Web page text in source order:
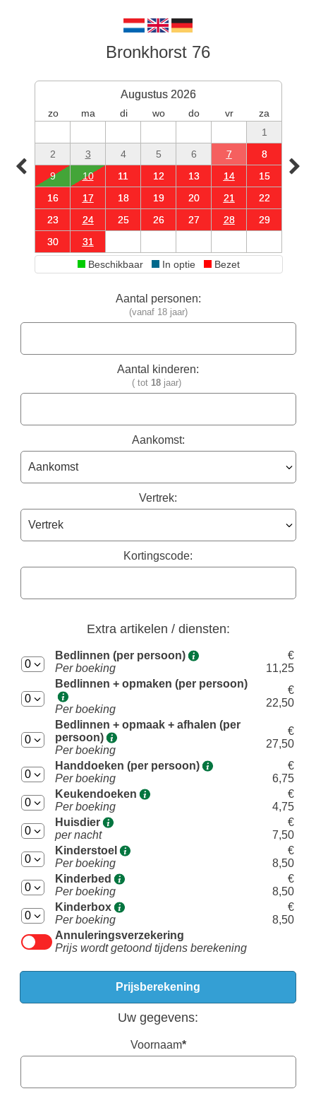
Bronkhorst 76
Augustus 2026
zo ma di wo do vr
za
1
2
3 4 5 6 7
8
9
10 11 12 13 14
15
16
17 18 19 20 21
22
23
24 25 26 27 28
29
30
31
Beschikbaar
In optie Bezet
Aantal personen:
(vanaf 18 jaar)
Aantal kinderen:
( tot 18 jaar)
Aankomst:
Vertrek:
Kortingscode:
Extra artikelen / diensten:
Bedlinnen (per persoon)
Per boeking
€
11,25
Bedlinnen + opmaken (per persoon)
Per boeking
€
22,50
Bedlinnen + opmaak + afhalen (per
persoon)
Per boeking
€
27,50
Handdoeken (per persoon)
Per boeking
€
6,75
Keukendoeken
Per boeking
€
4,75
Huisdier
per nacht
€
7,50
Kinderstoel
Per boeking
€
8,50
Kinderbed
Per boeking
€
8,50
Kinderbox
Per boeking
€
8,50
Annuleringsverzekering
Prijs wordt getoond tijdens berekening
Uw gegevens:
Voornaam*